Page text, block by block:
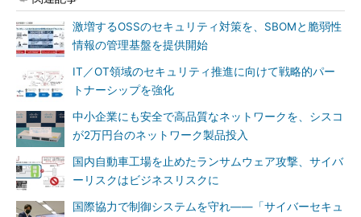
激増するOSSのセキュリティ対策を、SBOMと脆弱性
情報の管理基盤を提供開始
IT／OT領域のセキュリティ推進に向けて戦略的パー
トナーシップを強化
中小企業にも安全で高品質なネットワークを、シスコ
が2万円台のネットワーク製品投入
国内自動車工場を止めたランサムウェア攻撃、サイバ
ーリスクはビジネスリスクに
国際協力で制御システムを守れ――「サイバーセキュ